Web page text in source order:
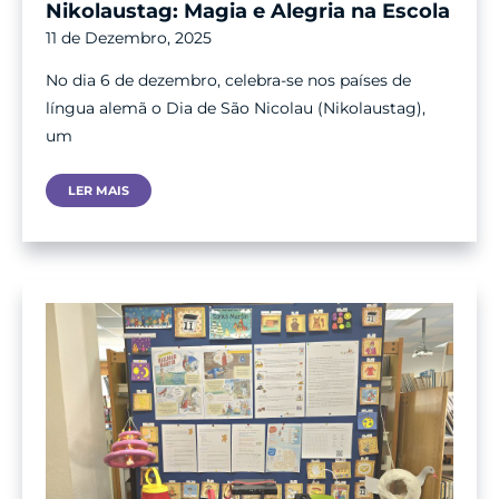
Nikolaustag: Magia e Alegria na Escola
11 de Dezembro, 2025
No dia 6 de dezembro, celebra-se nos países de
língua alemã o Dia de São Nicolau (Nikolaustag),
um
Nikolaustag:
Magia
E
Escola
LER MAIS